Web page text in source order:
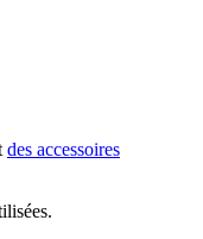
des accessoires